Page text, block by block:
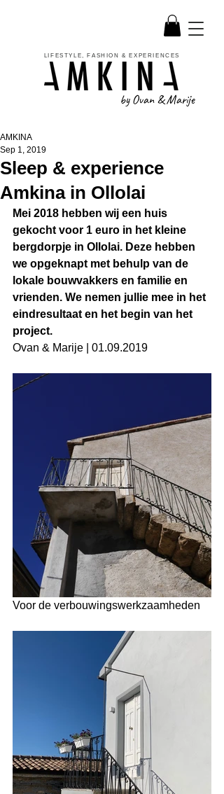
LIFESTYLE, FASHION & EXPERIENCES
by Ovan & Marije
Sleep & experience
Amkina in Ollolai
AMKINA
Sep 1, 2019
Mei 2018 hebben wij een huis
gekocht voor 1 euro in het kleine
bergdorpje in Ollolai. Deze hebben
we opgeknapt met behulp van de
lokale bouwvakkers en familie en
vrienden. We nemen jullie mee in het
eindresultaat en het begin van het
project.
Ovan & Marije | 01.09.2019
Voor de verbouwingswerkzaamheden